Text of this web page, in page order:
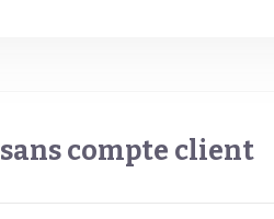
compte client